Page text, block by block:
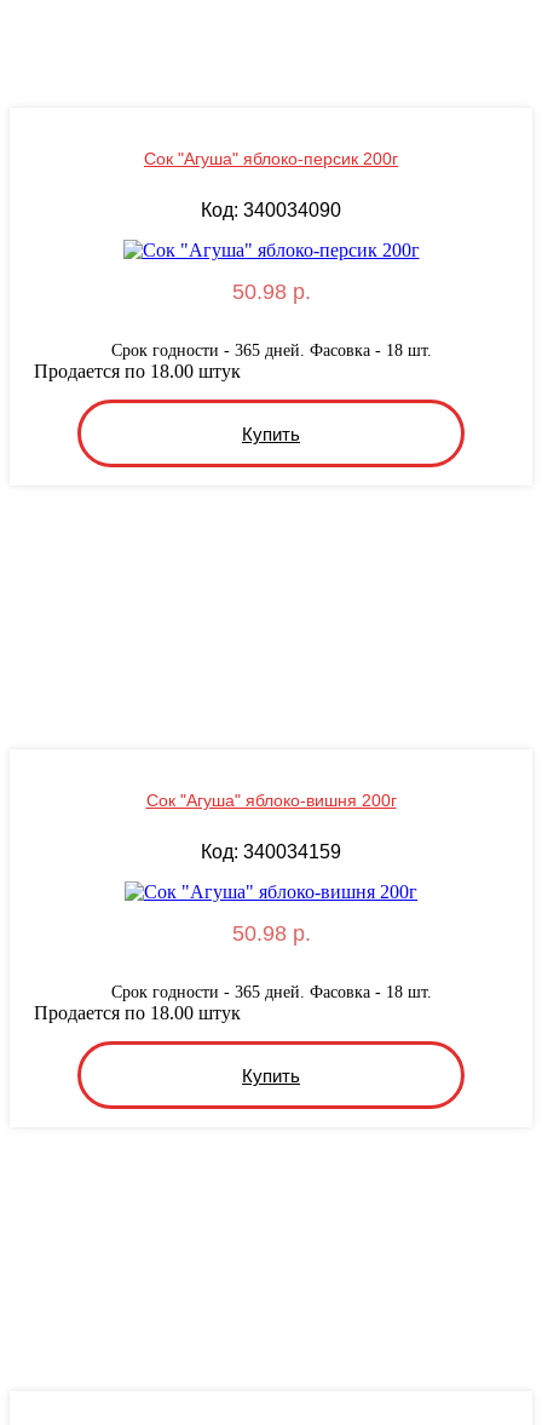
Сок "Агуша" яблоко-персик 200г
Код: 340034090
50.98 р.
Срок годности - 365 дней. Фасовка - 18 шт.
Купить
Продается по 18.00 штук
Сок "Агуша" яблоко-вишня 200г
Код: 340034159
50.98 р.
Срок годности - 365 дней. Фасовка - 18 шт.
Купить
Продается по 18.00 штук